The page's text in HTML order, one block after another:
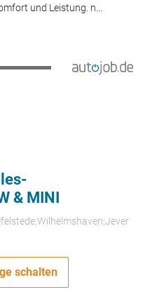
und Leistung. n...
& MINI
schalten